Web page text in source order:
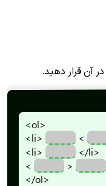
<ol>
<li>
<
<li>
</li>
<
>
</ol>